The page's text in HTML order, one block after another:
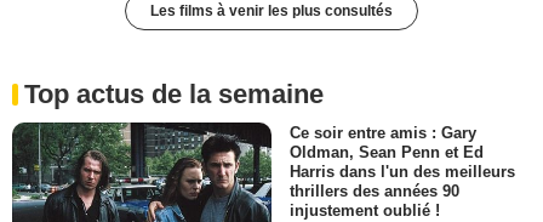
Les films à venir les plus consultés
Top actus de la semaine
Ce soir entre amis : Gary
Oldman, Sean Penn et Ed
Harris dans l'un des meilleurs
thrillers des années 90
injustement oublié !